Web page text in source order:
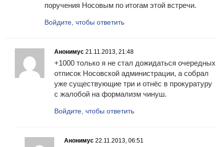
поручения Носовым по итогам этой встречи.
Войдите, чтобы ответить
Анонимус 21.11.2013, 21:48
+1000 только я не стал дожидаться очередных
отписок Носовской администрации, а собрал
уже существующие три и отнёс в прокуратуру
с жалобой на формализм чинуш.
Войдите, чтобы ответить
Анонимус 22.11.2013, 06:51